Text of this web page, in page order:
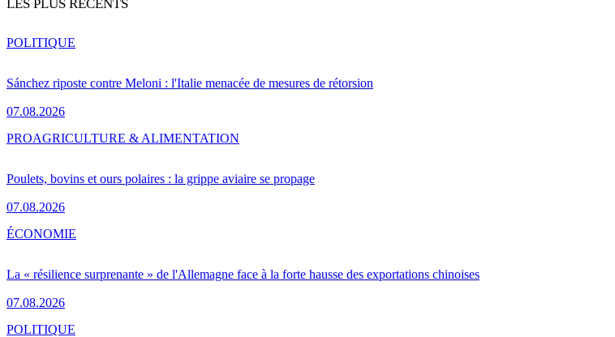
LES PLUS RÉCENTS
Sánchez riposte contre Meloni : l'Italie menacée de mesures de rétorsion
07.08.2026
POLITIQUE
Poulets, bovins et ours polaires : la grippe aviaire se propage
07.08.2026
PROAGRICULTURE & ALIMENTATION
La « résilience surprenante » de l'Allemagne face à la forte hausse des exportations chinoises
07.08.2026
ÉCONOMIE
POLITIQUE